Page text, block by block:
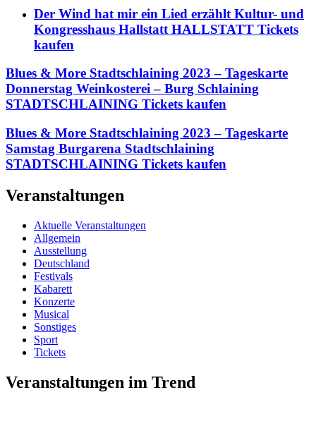
Der Wind hat mir ein Lied erzählt Kultur- und
Kongresshaus Hallstatt HALLSTATT Tickets
kaufen
Blues & More Stadtschlaining 2023 – Tageskarte
Donnerstag Weinkosterei – Burg Schlaining
STADTSCHLAINING Tickets kaufen
Blues & More Stadtschlaining 2023 – Tageskarte
Samstag Burgarena Stadtschlaining
STADTSCHLAINING Tickets kaufen
Veranstaltungen
Aktuelle Veranstaltungen
Allgemein
Ausstellung
Deutschland
Festivals
Kabarett
Konzerte
Musical
Sonstiges
Sport
Tickets
Veranstaltungen im Trend